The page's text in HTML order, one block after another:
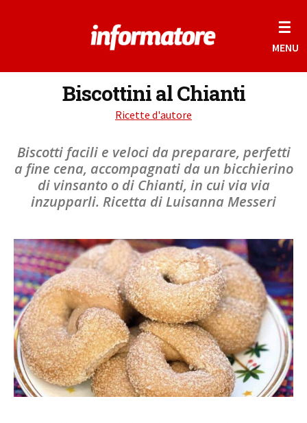
☰
MENU
Biscottini al Chianti
Ricette d'autore
Biscotti facili e veloci da preparare, perfetti
a fine cena, accompagnati da un bicchierino
di vinsanto o di Chianti, in cui via via
inzupparli. Ricetta di Luisanna Messeri